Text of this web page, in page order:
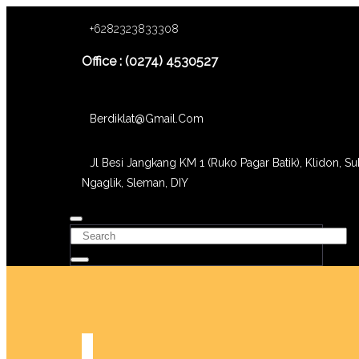
+6282323833308
Office : (0274) 4530527
Berdiklat@gmail.com
Jl Besi Jangkang KM 1 (Ruko Pagar Batik), Klidon,
Ngaglik, Sleman, DIY